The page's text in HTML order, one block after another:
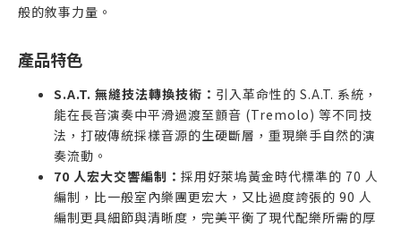
般的敘事力量。
產品特色
S.A.T. 無縫技法轉換技術： 引入革命性的 S.A.T. 系統，
能在長音演奏中平滑過渡至顫音 (Tremolo) 等不同技
法，打破傳統採樣音源的生硬斷層，重現樂手自然的演
奏流動。
70 人宏大交響編制： 採用好萊塢黃金時代標準的 70 人
編制，比一般室內樂團更宏大，又比過度誇張的 90 人
編制更具細節與清晰度，完美平衡了現代配樂所需的厚